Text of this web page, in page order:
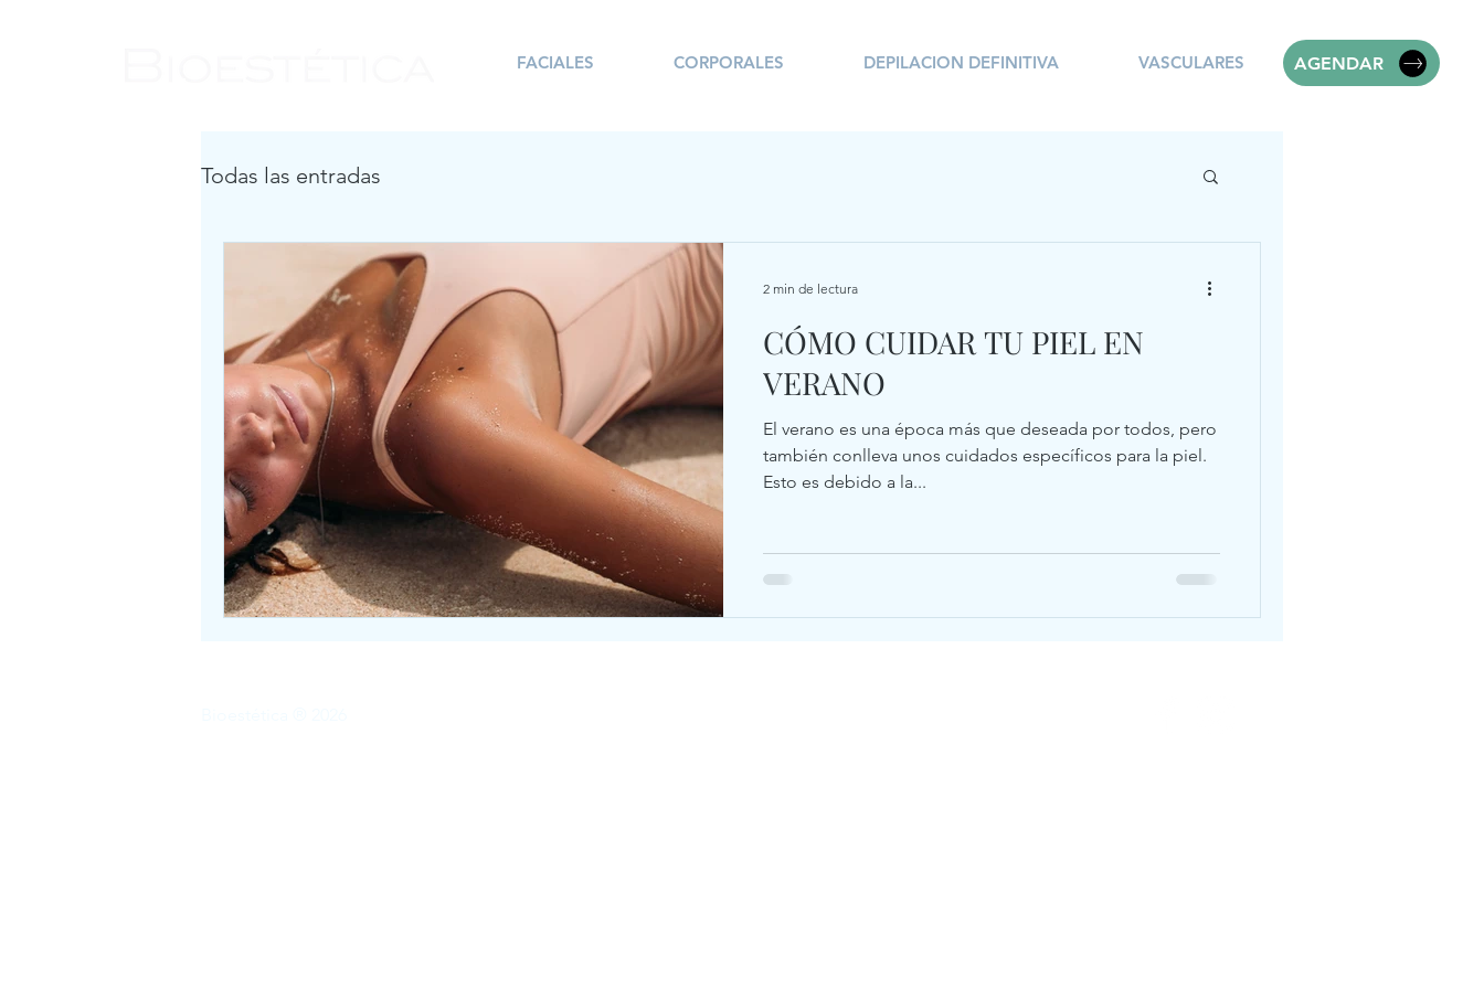
FACIALES CORPORALES DEPILACION DEFINITIVA VASCULARES AGENDAR
Todas las entradas
CÓMO CUIDAR TU PIEL EN
VERANO
El verano es una época más que deseada por todos, pero
también conlleva unos cuidados específicos para la piel.
Esto es debido a la...
2 min de lectura